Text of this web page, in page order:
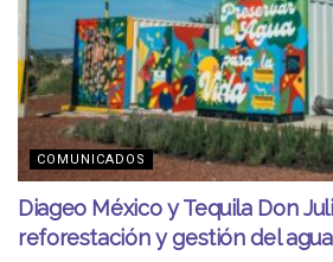
COMUNICADOS
Diageo México y Tequila Don
reforestación y gestión del